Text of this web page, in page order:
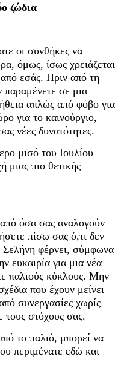
ζώδια
οι συνθήκες να
όμως, ίσως χρειάζεται
εσάς. Πριν από τη
σε μια
απλώς από φόβο για
για το καινούργιο,
νέες δυνατότητες.
μισό του Ιουλίου
μιας πιο θετικής
όσα σας αναλογούν
πίσω σας ό,τι δεν
φέρνει, σύμφωνα
ευκαιρία για μια νέα
παλιούς κύκλους. Μην
που έχουν μείνει
συνεργασίες χωρίς
τους στόχους σας.
το παλιό, μπορεί να
περιμένατε εδώ και